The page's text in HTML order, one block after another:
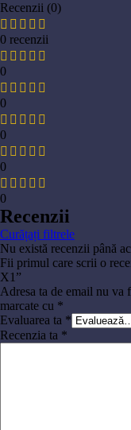
Recenzii (0)
0 recenzii
0
0
0
0
0
Recenzii
Curățați filtrele
Nu există recenzii până
Fii primul care scrii o
X1”
Adresa ta de email nu va
marcate cu *
Evaluarea ta *
Recenzia ta *